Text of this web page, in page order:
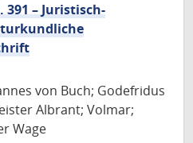
391 – Juristisch-
von Buch; Godefridus
Albrant; Volmar;
Wage